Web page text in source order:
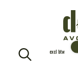
excl btw